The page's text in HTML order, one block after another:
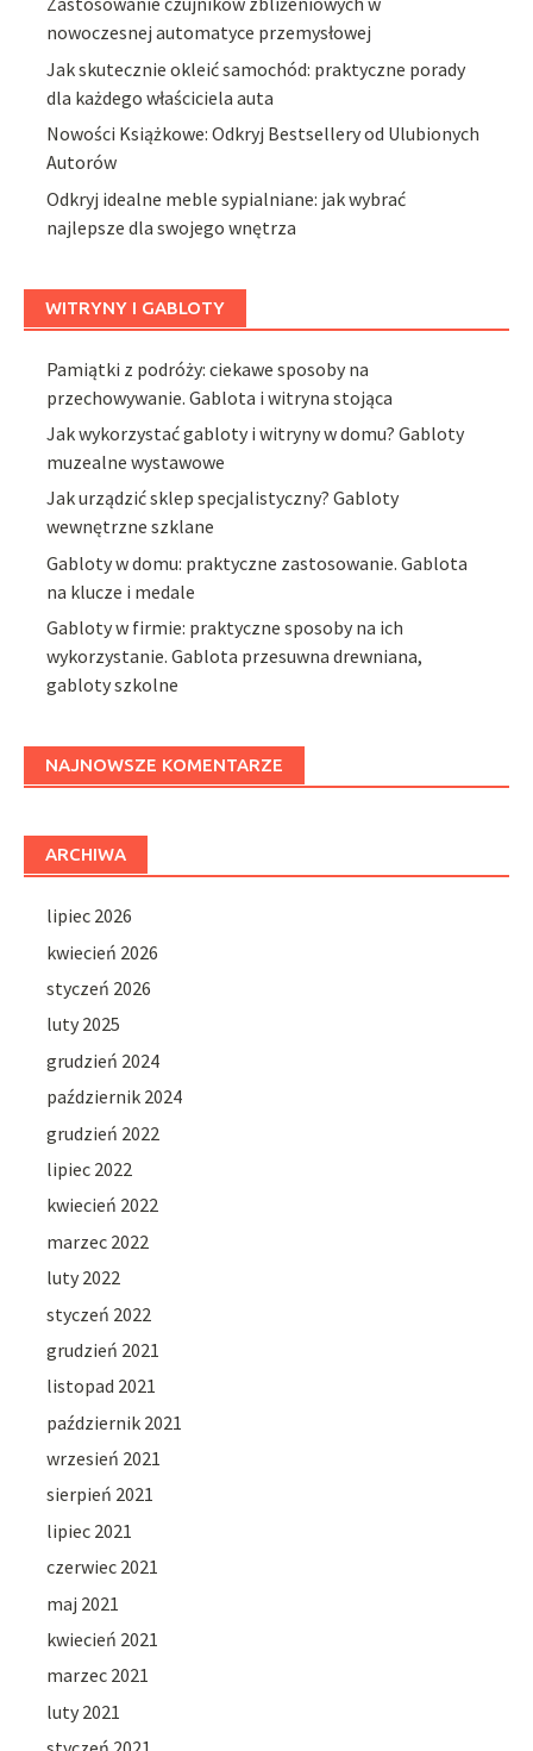
nowoczesnej automatyce przemysłowej
Jak skutecznie okleić samochód: praktyczne porady
dla każdego właściciela auta
Nowości Książkowe: Odkryj Bestsellery od Ulubionych
Autorów
Odkryj idealne meble sypialniane: jak wybrać
najlepsze dla swojego wnętrza
WITRYNY I GABLOTY
Pamiątki z podróży: ciekawe sposoby na
przechowywanie. Gablota i witryna stojąca
Jak wykorzystać gabloty i witryny w domu? Gabloty
muzealne wystawowe
Jak urządzić sklep specjalistyczny? Gabloty
wewnętrzne szklane
Gabloty w domu: praktyczne zastosowanie. Gablota
na klucze i medale
Gabloty w firmie: praktyczne sposoby na ich
wykorzystanie. Gablota przesuwna drewniana,
gabloty szkolne
NAJNOWSZE KOMENTARZE
ARCHIWA
lipiec 2026
kwiecień 2026
styczeń 2026
luty 2025
grudzień 2024
październik 2024
grudzień 2022
lipiec 2022
kwiecień 2022
marzec 2022
luty 2022
styczeń 2022
grudzień 2021
listopad 2021
październik 2021
wrzesień 2021
sierpień 2021
lipiec 2021
czerwiec 2021
maj 2021
kwiecień 2021
marzec 2021
luty 2021